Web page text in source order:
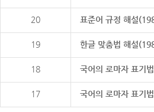
20 표준어 규정 해설
19 한글 맞춤법 해설
18 국어의 로마자 표기
17 국어의 로마자 표기